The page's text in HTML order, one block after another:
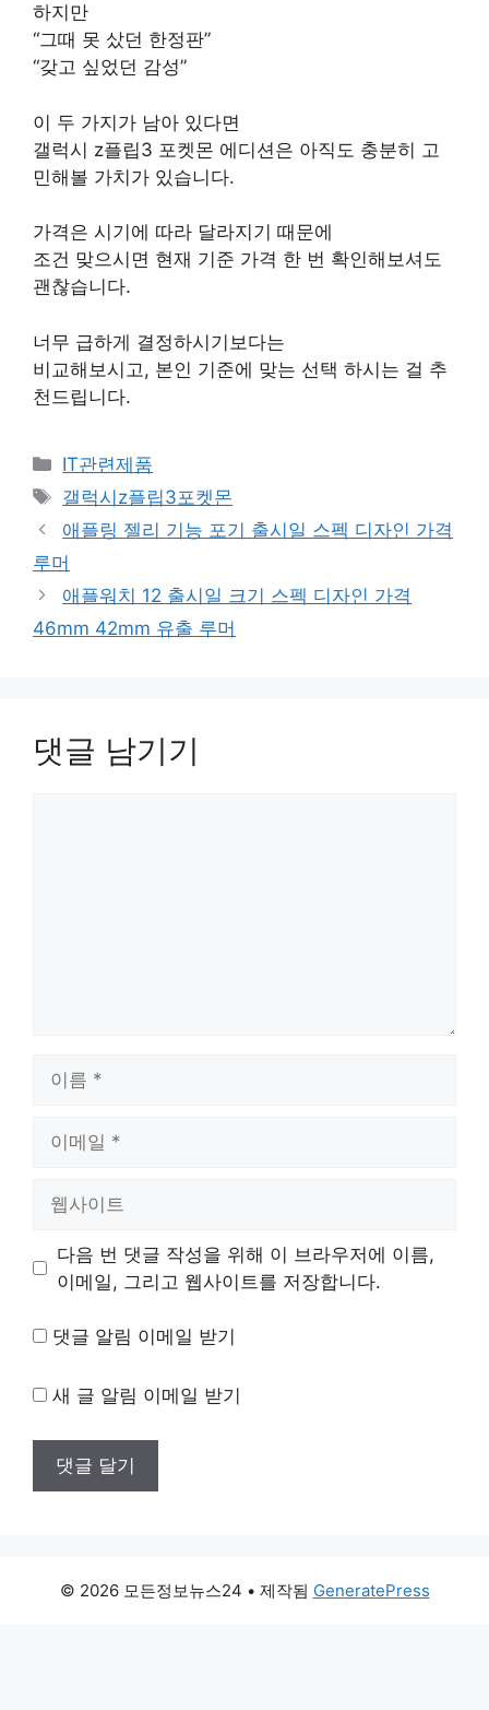
하지만
“그때 못 샀던 한정판”
“갖고 싶었던 감성”
이 두 가지가 남아 있다면
갤럭시 z플립3 포켓몬 에디션은 아직도 충분히 고
민해볼 가치가 있습니다.
가격은 시기에 따라 달라지기 때문에
조건 맞으시면 현재 기준 가격 한 번 확인해보셔도
괜찮습니다.
너무 급하게 결정하시기보다는
비교해보시고, 본인 기준에 맞는 선택 하시는 걸 추
천드립니다.
카
테
리
IT관련제품
태
그
갤럭시z플립3포켓몬
애플링 젤리 기능 포기 출시일 스펙 디자인 가격
루머
애플워치 12 출시일 크기 스펙 디자인 가격
46mm 42mm 유출 루머
댓글 남기기
트
다음 번 댓글 작성을 위해 이 브라우저에 이름,
이메일, 그리고 웹사이트를 저장합니다.
댓글 알림 이메일 받기
새 글 알림 이메일 받기
© 2026 모든정보뉴스24 • 제작됨 GeneratePress